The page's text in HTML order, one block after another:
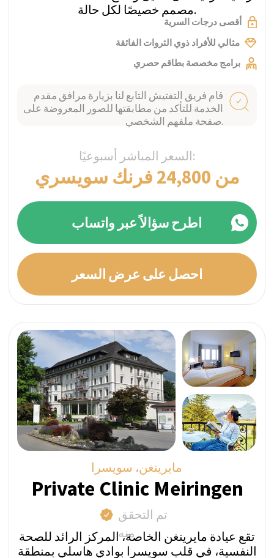
لماذا يمكنك الوثوق بـ
SwissMedExpert؟
والمديرين التنفيذيين للشركات والأفراد ذوي
الثروات الفائقة. نحن نضمن السرية المطلقة
والخصوصية، مما يجعلها الخيار الأمثل لمن
يسعون للتعافي في ظل كامل السرية.
اعثر على العلاج المثالي لك
الخطوة الأولى نحو التعافي هي اتخاذ قرار الذهاب
إلى إعادة التأهيل. بمجرد اتخاذك لهذا القرار، يصبح
من المهم العثور على مركز إعادة التأهيل المناسب
الذي يلبي احتياجاتك الفريدة.
بماذا تعاني؟
حيث نستمع إليك بعناية. لا حاجة للاتصال
معلوماتك مع عدة مؤسسات أو الكشف عن
تفاصيلك لأغراض تسويقية.